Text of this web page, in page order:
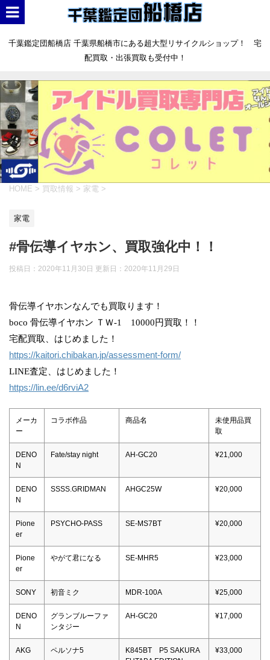
千葉鑑定団船橋店 千葉県船橋市にある超大型リサイクルショップ！ 宅
配買取・出張買取も受付中！
HOME > 買取情報 > 家電 >
家電
#骨伝導イヤホン、買取強化中！！
投稿日：2020年11月30日 更新日： 2020年11月29日
骨伝導イヤホンなんでも買取ります！
boco 骨伝導イヤホン ＴＷ-1 10000円買取！！
宅配買取、はじめました！
https://kaitori.chibakan.jp/assessment-form/
LINE査定、はじめました！
https://lin.ee/d6rviA2
メーカ
ー
コラボ作品 商品名
未使用品買
取
DENO
N
Fate/stay night AH-GC20 ¥21,000
DENO
N
SSSS.GRIDMAN AHGC25W ¥20,000
Pione
er
PSYCHO-PASS SE-MS7BT ¥20,000
Pione
er
やがて君になる SE-MHR5 ¥23,000
SONY 初音ミク MDR-100A ¥25,000
DENO
N
グランブルーファ
ンタジー
AH-GC20 ¥17,000
AKG ペルソナ5
K845BT P5 SAKURA
¥33,000